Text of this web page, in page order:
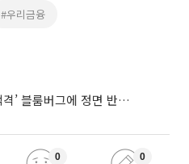
#우리금융
금융위, ‘한국 증시 투자 부적격’ 블룸버그에 정면 반박…“근거 불분명”
0 0